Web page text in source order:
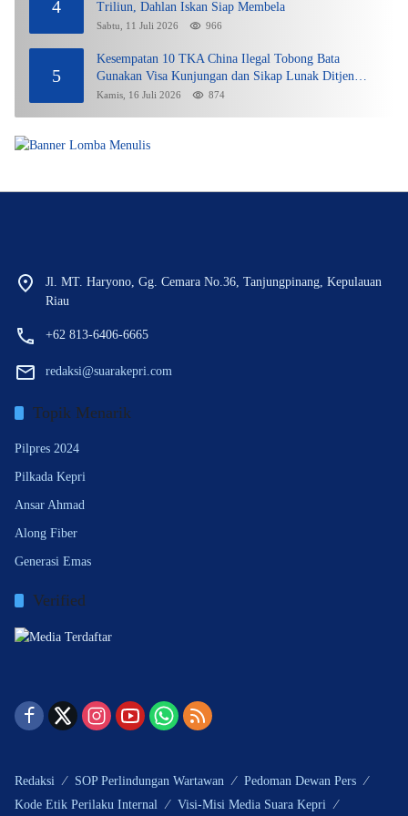
4
Triliun, Dahlan Iskan Siap Membela
Sabtu, 11 Juli 2026 966
5
Kesempatan 10 TKA China Ilegal Tobong Bata
Gunakan Visa Kunjungan dan Sikap Lunak Ditjen
Imigrasi Kepri?
Kamis, 16 Juli 2026 874
Jl. MT. Haryono, Gg. Cemara No.36, Tanjungpinang, Kepulauan
Riau
+62 813-6406-6665
redaksi@suarakepri.com
Topik Menarik
Pilpres 2024
Pilkada Kepri
Ansar Ahmad
Along Fiber
Generasi Emas
Verified
Redaksi SOP Perlindungan Wartawan
Pedoman Dewan Pers
Kode Etik Perilaku Internal
Visi-Misi Media Suara Kepri